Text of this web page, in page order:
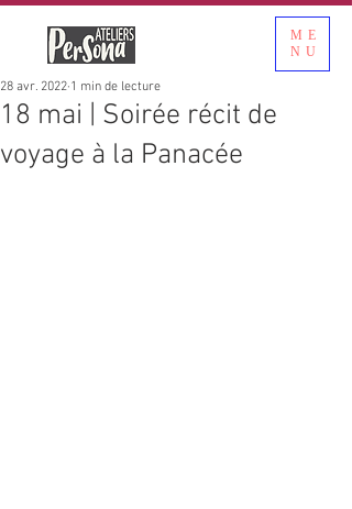
ME
NU
18 mai | Soirée récit de
voyage à la Panacée
28 avr. 2022 1 min de lecture